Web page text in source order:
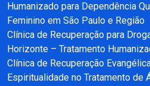
Humanizado para Dependência
Feminino em São Paulo e Região
Clínica de Recuperação para
Horizonte – Tratamento
Clínica de Recuperação
Espiritualidade no Tratamento de